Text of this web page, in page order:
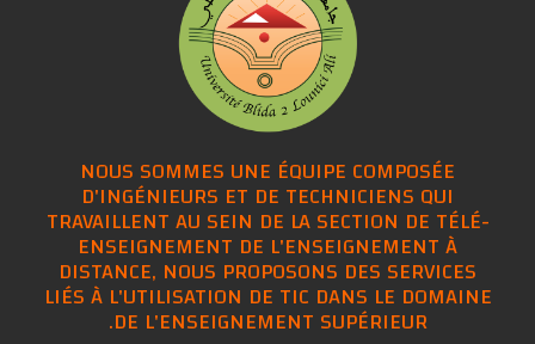
NOUS SOMMES UNE ÉQUIPE COMPOSÉE
D'INGÉNIEURS ET DE TECHNICIENS QUI
TRAVAILLENT AU SEIN DE LA SECTION DE TÉLÉ-
ENSEIGNEMENT DE L'ENSEIGNEMENT À
DISTANCE, NOUS PROPOSONS DES SERVICES
LIÉS À L'UTILISATION DE TIC DANS LE DOMAINE
DE L'ENSEIGNEMENT SUPÉRIEUR.